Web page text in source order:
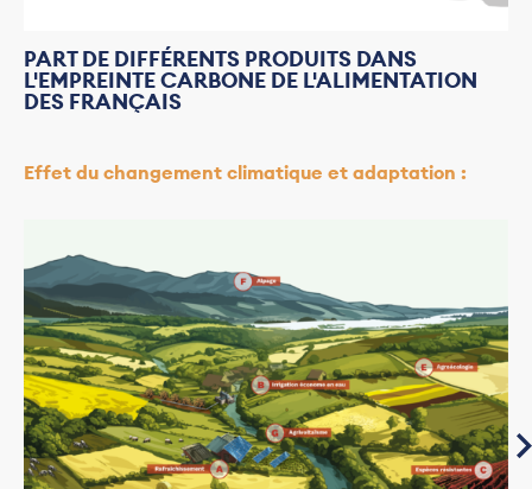
PART DE DIFFÉRENTS PRODUITS DANS
L'EMPREINTE CARBONE DE L'ALIMENTATION
DES FRANÇAIS
Effet du changement climatique et adaptation :